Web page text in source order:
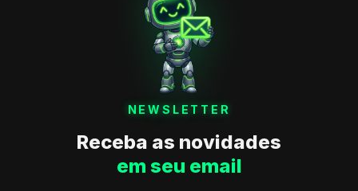
NEWSLETTER
Receba as novidades
em seu email